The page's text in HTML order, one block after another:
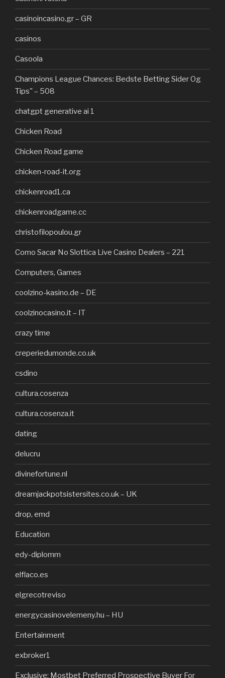
casinoincasino.gr – GR
casinos
Casoola
Champions League Chances: Bedste Betting Sider Og
Tips" – 508
chatgpt generative ai 1
Chicken Road
Chicken Road game
chicken-road-it.org
chickenroad1.ca
chickenroadgame.cc
christofilopoulou.gr
Como Sacar No Slottica Live Casino Dealers – 221
Computers, Games
coolzino-kasino.de – DE
coolzinocasino.it – IT
crazy time
creperiedumonde.co.uk
csdino
cultura.cosenza
cultura.cosenza.it
dating
delucru
divinefortune.nl
dreamjackpotsistersites.co.uk – UK
drop, emd
Education
edy-diplomm
elflaco.es
elgrecotreviso
energycasinovelemeny.hu – HU
Entertainment
exbroker1
Exclusive: Mostbet Preferred Prospective Buyer For